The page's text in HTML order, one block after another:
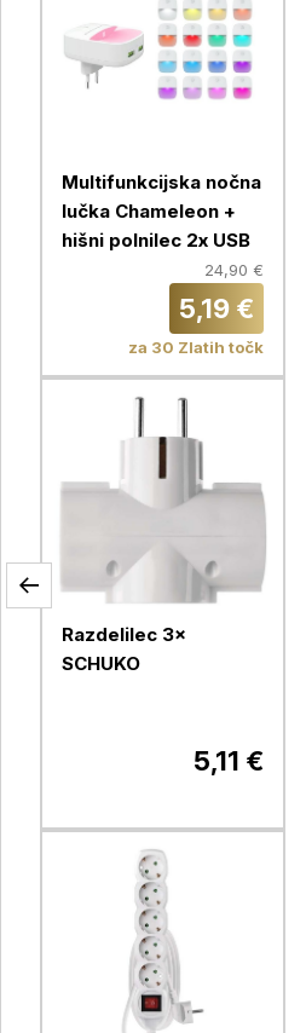
Multifunkcijska nočna
lučka Chameleon +
hišni polnilec 2x USB
24,90 €
5,19 €
za 30 Zlatih točk
Razdelilec 3×
SCHUKO
5,11 €